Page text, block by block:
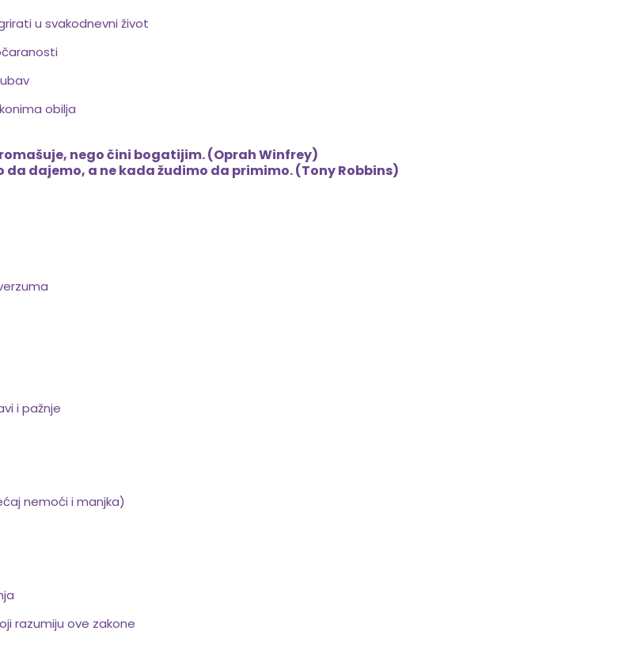
u svakodnevni život
obilja
nego čini bogatijim. (Oprah Winfrey)
dajemo, a ne kada žudimo da primimo. (Tony Robbins)
i pažnje
nemoći i manjka)
razumiju ove zakone